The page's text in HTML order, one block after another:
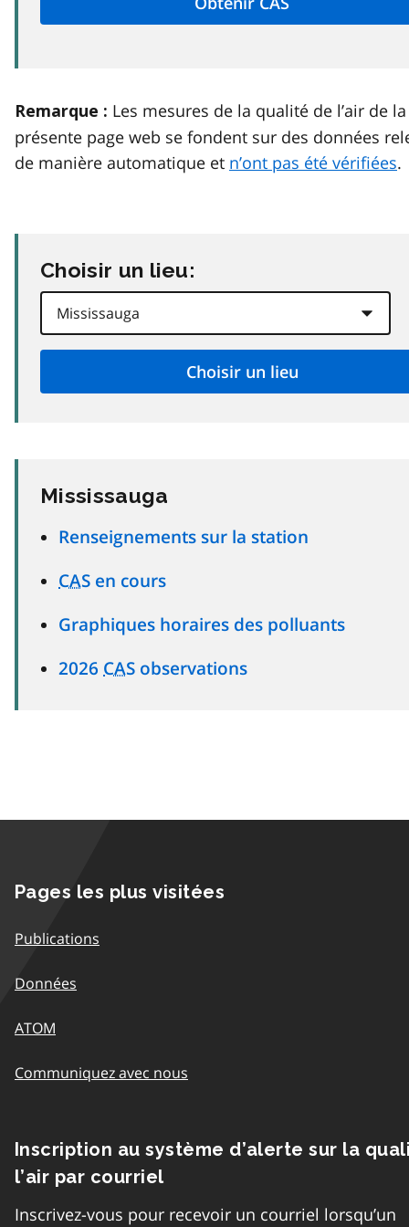
Remarque : Les mesures de la qualité de l’air de la
présente page web se fondent sur des données
de manière automatique et n’ont pas été vérifiées.
Choisir un lieu:
Mississauga
Renseignements sur la station
CAS en cours
Graphiques horaires des polluants
2026 CAS observations
Pages les plus visitées
Publications
Données
ATOM
Communiquez avec nous
Inscription au système d’alerte sur la
l’air par courriel
Inscrivez-vous pour recevoir un courriel lorsqu’un